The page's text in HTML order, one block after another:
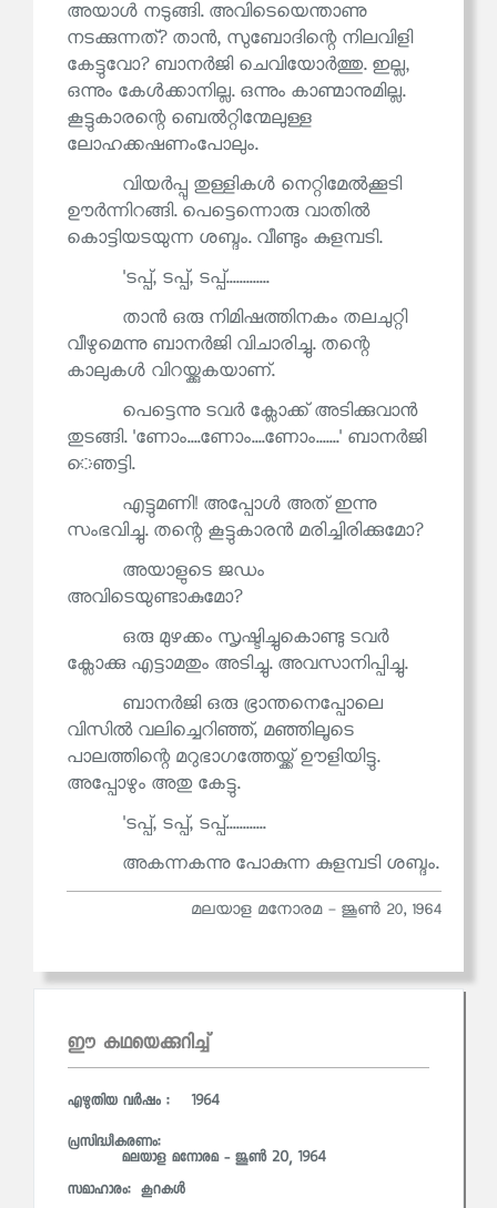
അയാൾ നടുങ്ങി. അവിടെയെന്താണു
നടക്കുന്നത്? താൻ, സുബോദിന്റെ നിലവിളി
കേട്ടുവോ? ബാനർജി ചെവിയോർത്തു. ഇല്ല,
ഒന്നും കേൾക്കാനില്ല. ഒന്നും കാണ്മാനുമില്ല.
കൂട്ടുകാരന്റെ ബെൽറ്റിന്മേലുള്ള
ലോഹക്കഷണംപോലും.
വിയർപ്പു തുള്ളികൾ നെറ്റിമേൽക്കൂടി
ഊർന്നിറങ്ങി. പെട്ടെന്നൊരു വാതിൽ
കൊട്ടിയടയുന്ന ശബ്ദം. വീണ്ടും കുളമ്പടി.
'ടപ്പ്, ടപ്പ്, ടപ്പ്.............
താൻ ഒരു നിമിഷത്തിനകം തലചുറ്റി
വീഴുമെന്നു ബാനർജി വിചാരിച്ചു. തന്റെ
കാലുകൾ വിറയ്ക്കുകയാണ്.
പെട്ടെന്നു ടവർ ക്ലോക്ക് അടിക്കുവാൻ
തുടങ്ങി. 'ണോം....ണോം....ണോം.......' ബാനർജി
െഞട്ടി.
എട്ടുമണി! അപ്പോൾ അത് ഇന്നു
സംഭവിച്ചു. തന്റെ കൂട്ടുകാരൻ മരിച്ചിരിക്കുമോ?
അയാളുടെ ജഡം
അവിടെയുണ്ടാകുമോ?
ഒരു മുഴക്കം സൃഷ്ടിച്ചുകൊണ്ടു ടവർ
ക്ലോക്കു എട്ടാമതും അടിച്ചു. അവസാനിപ്പിച്ചു.
ബാനർജി ഒരു ഭ്രാന്തനെപ്പോലെ
വിസിൽ വലിച്ചെറിഞ്ഞ്, മഞ്ഞിലൂടെ
പാലത്തിന്റെ മറുഭാഗത്തേയ്ക്ക് ഊളിയിട്ടു.
അപ്പോഴും അതു കേട്ടു.
'ടപ്പ്, ടപ്പ്, ടപ്പ്............
അകന്നകന്നു പോകുന്ന കുളമ്പടി ശബ്ദം.
മലയാള മനോരമ - ജൂണ്‍ 20, 1964
ഈ കഥയെക്കുറിച്ച്
എഴുതിയ വര്‍ഷം : 1964
പ്രസിദ്ധീകരണം:
മലയാള മനോരമ - ജൂണ്‍ 20, 1964
സമാഹാരം: കൂറകള്‍